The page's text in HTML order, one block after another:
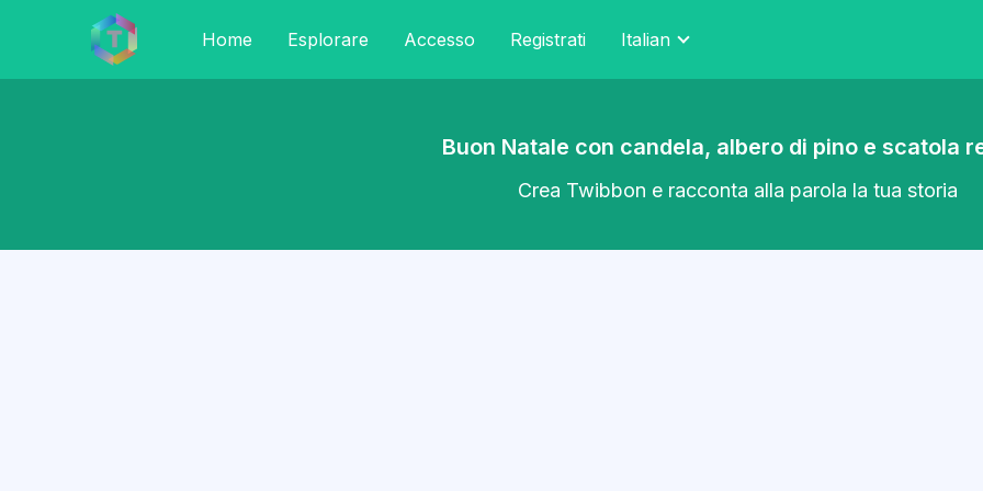
Home Esplorare Accesso Registrati Italian
Buon Natale con candela, albero di pino e scatola
Crea Twibbon e racconta alla parola la tua storia